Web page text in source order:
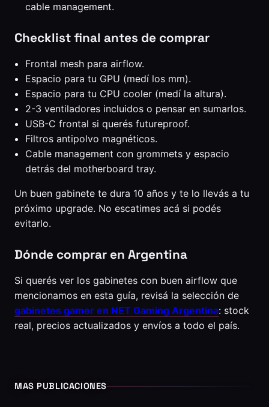
cable management.
Checklist final antes de comprar
Frontal mesh para airflow.
Espacio para tu GPU (medí los mm).
Espacio para tu CPU cooler (medí la altura).
2-3 ventiladores incluidos o pensar en sumarlos.
USB-C frontal si querés futureproof.
Filtros antipolvo magnéticos.
Cable management con grommets y espacio
detrás del motherboard tray.
Un buen gabinete te dura 10 años y te lo llevás a tu
próximo upgrade. No escatimes acá si podés
evitarlo.
Dónde comprar en Argentina
Si querés ver los gabinetes con buen airflow que
mencionamos en esta guía, revisá la selección de
gabinetes gamer en NET Gaming Argentina: stock
real, precios actualizados y envíos a todo el país.
MAS PUBLICACIONES